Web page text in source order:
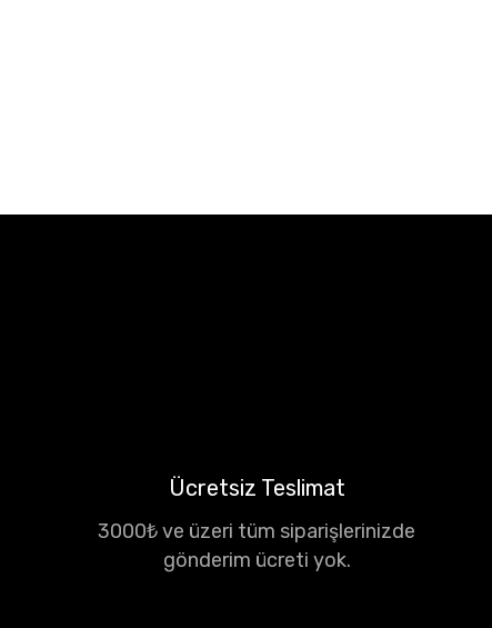
Ücretsiz Teslimat
3000₺ ve üzeri tüm siparişlerinizde
gönderim ücreti yok.